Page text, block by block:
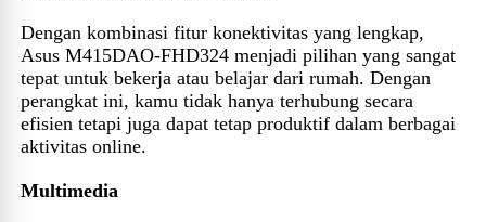
Dengan kombinasi fitur konektivitas yang lengkap,
Asus M415DAO-FHD324 menjadi pilihan yang sangat
tepat untuk bekerja atau belajar dari rumah. Dengan
perangkat ini, kamu tidak hanya terhubung secara
efisien tetapi juga dapat tetap produktif dalam berbagai
aktivitas online.
Multimedia